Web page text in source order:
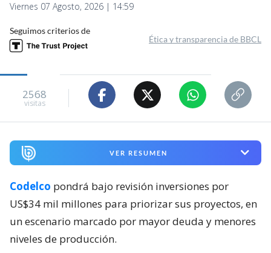
Viernes 07 Agosto, 2026 | 14:59
Seguimos criterios de
Ética y transparencia de BBCL
2568
visitas
VER RESUMEN
Codelco pondrá bajo revisión inversiones por
US$34 mil millones para priorizar sus proyectos, en
un escenario marcado por mayor deuda y menores
niveles de producción.